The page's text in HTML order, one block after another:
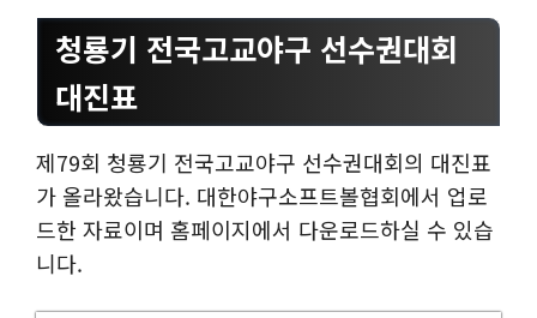
청룡기 전국고교야구 선수권대회
대진표
제79회 청룡기 전국고교야구 선수권대회의 대진표
가 올라왔습니다. 대한야구소프트볼협회에서 업로
드한 자료이며 홈페이지에서 다운로드하실 수 있습
니다.